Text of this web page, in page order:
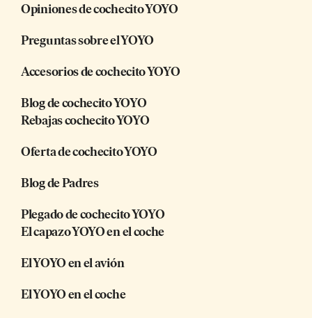
Opiniones de cochecito YOYO
Preguntas sobre el YOYO
Accesorios de cochecito YOYO
Blog de cochecito YOYO
Rebajas cochecito YOYO
Oferta de cochecito YOYO
Blog de Padres
Plegado de cochecito YOYO
El capazo YOYO en el coche
El YOYO en el avión
El YOYO en el coche